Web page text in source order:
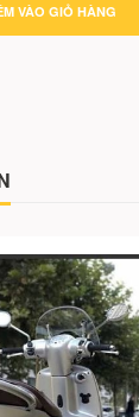
VÀO GIỎ HÀNG